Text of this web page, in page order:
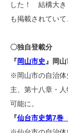
した！ 結構大き
も掲載されていて
〇独自登載分
『岡山市史 』岡
※岡山市の自治体
主、第十八章・
可能に。
『仙台市史第7巻